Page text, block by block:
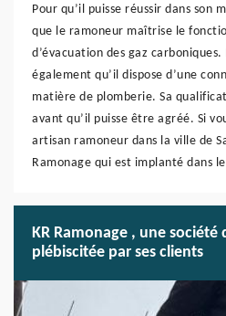
Pour qu’il puisse réussir dans son
que le ramoneur maîtrise le
d’évacuation des gaz
également qu’il dispose d’une
matière de plomberie. Sa
avant qu’il puisse être agréé. Si
artisan ramoneur dans la ville de
Ramonage qui est implanté dans
KR Ramonage , une société
plébiscitée par ses clients